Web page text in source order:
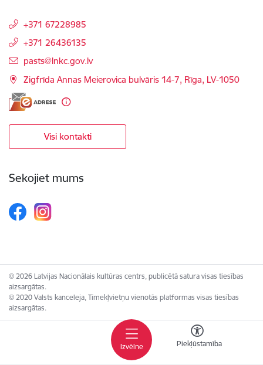
Izvēlne Piekļūstamība
+371 67228985
+371 26436135
E-pasts:
pasts@lnkc.gov.lv
Zigfrīda Annas Meierovica bulvāris 14-7, Rīga, LV-1050
Visi kontakti
Sekojiet mums
© 2026 Latvijas Nacionālais kultūras centrs, publicētā satura visas tiesības
aizsargātas.
© 2020 Valsts kanceleja, Tīmekļvietņu vienotās platformas visas tiesības
aizsargātas.